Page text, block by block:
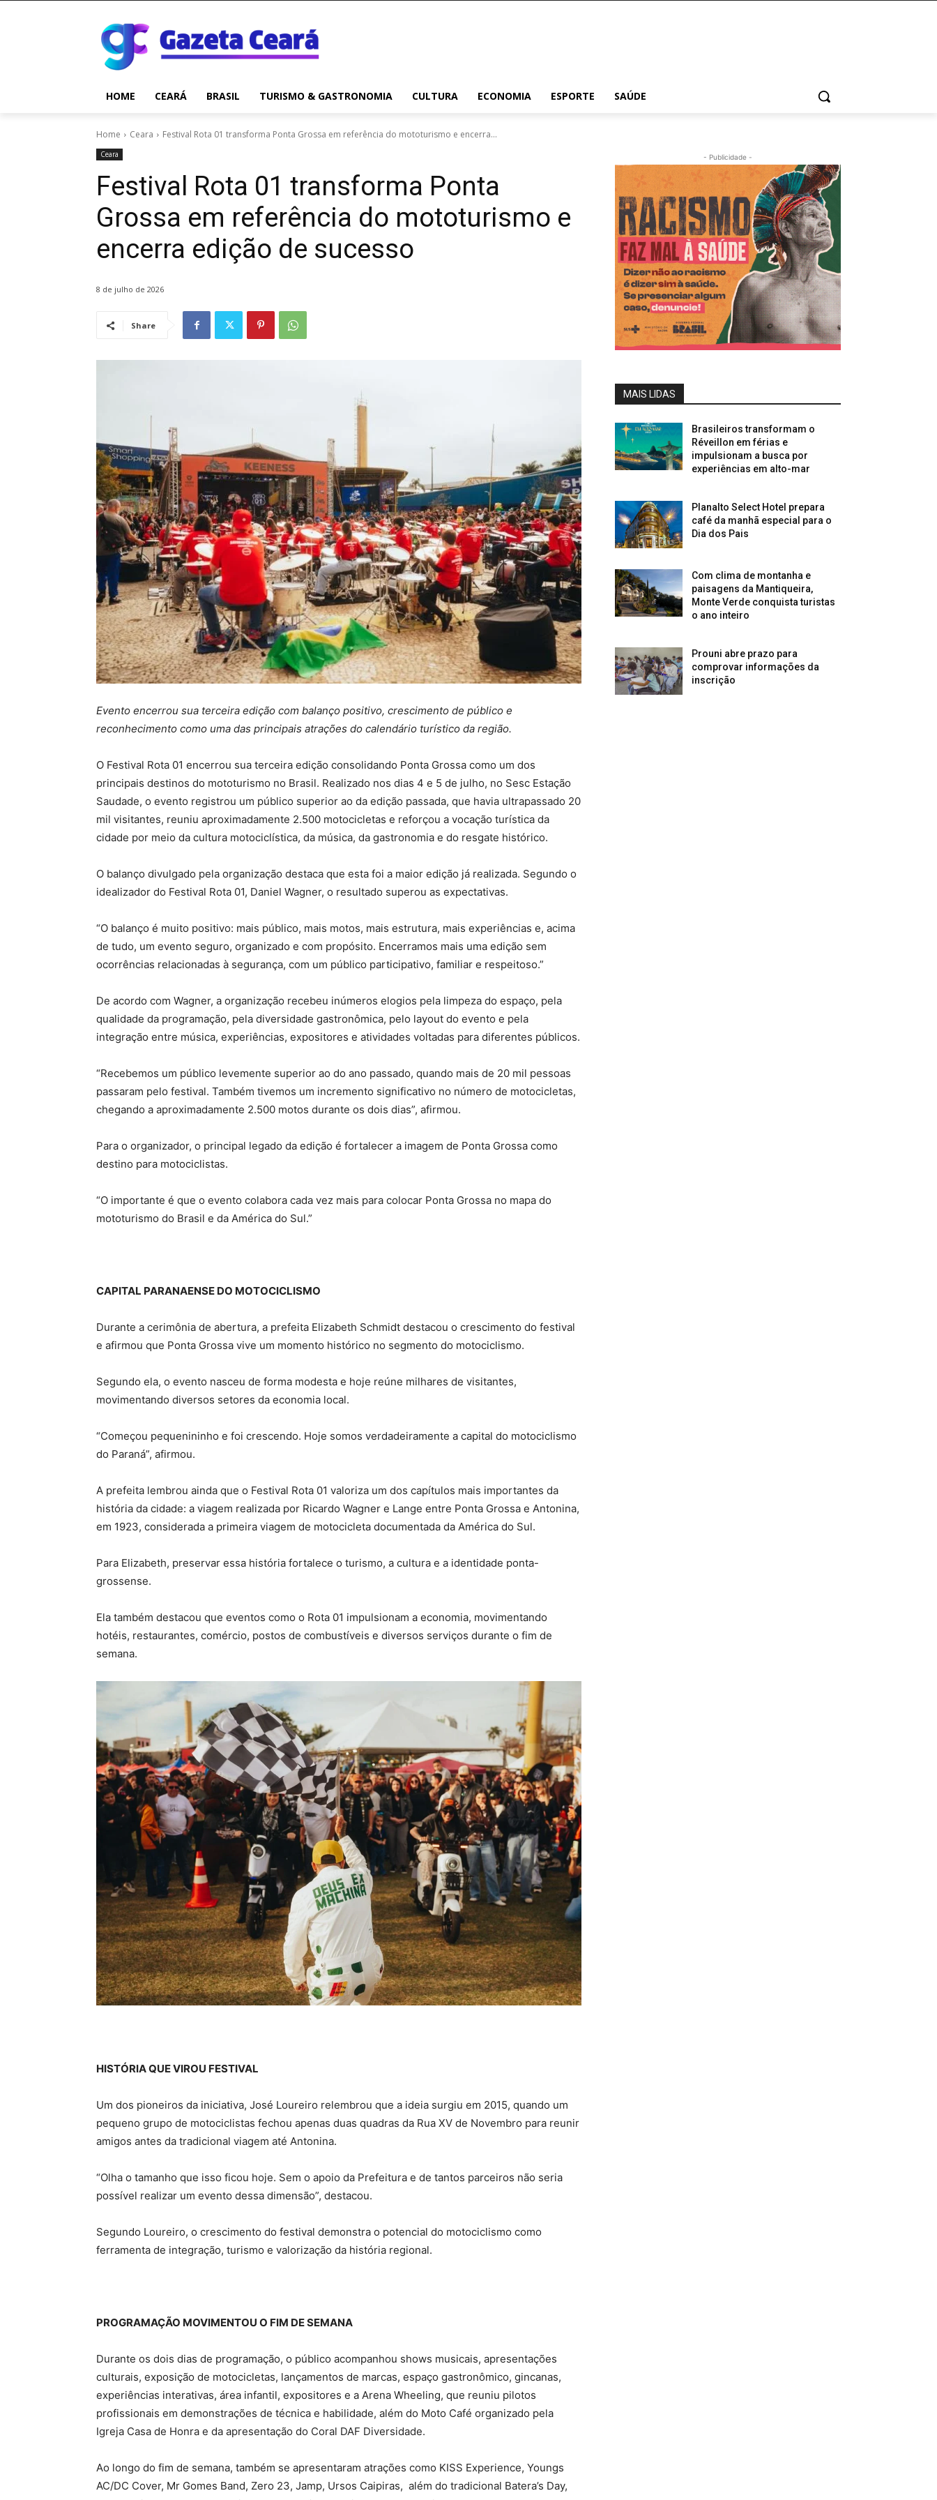
HOME CEARÁ BRASIL TURISMO & GASTRONOMIA CULTURA ECONOMIA ESPORTE SAÚDE
Home Ceara Festival Rota 01 transforma Ponta Grossa em referência do mototurismo e encerra...
Ceara
Festival Rota 01 transforma Ponta
Grossa em referência do mototurismo e
encerra edição de sucesso
8 de julho de 2026
Share
Evento encerrou sua terceira edição com balanço positivo, crescimento de público e
reconhecimento como uma das principais atrações do calendário turístico da região.
O Festival Rota 01 encerrou sua terceira edição consolidando Ponta Grossa como um dos
principais destinos do mototurismo no Brasil. Realizado nos dias 4 e 5 de julho, no Sesc Estação
Saudade, o evento registrou um público superior ao da edição passada, que havia ultrapassado 20
mil visitantes, reuniu aproximadamente 2.500 motocicletas e reforçou a vocação turística da
cidade por meio da cultura motociclística, da música, da gastronomia e do resgate histórico.
O balanço divulgado pela organização destaca que esta foi a maior edição já realizada. Segundo o
idealizador do Festival Rota 01, Daniel Wagner, o resultado superou as expectativas.
“O balanço é muito positivo: mais público, mais motos, mais estrutura, mais experiências e, acima
de tudo, um evento seguro, organizado e com propósito. Encerramos mais uma edição sem
ocorrências relacionadas à segurança, com um público participativo, familiar e respeitoso.”
De acordo com Wagner, a organização recebeu inúmeros elogios pela limpeza do espaço, pela
qualidade da programação, pela diversidade gastronômica, pelo layout do evento e pela
integração entre música, experiências, expositores e atividades voltadas para diferentes públicos.
“Recebemos um público levemente superior ao do ano passado, quando mais de 20 mil pessoas
passaram pelo festival. Também tivemos um incremento significativo no número de motocicletas,
chegando a aproximadamente 2.500 motos durante os dois dias”, afirmou.
Para o organizador, o principal legado da edição é fortalecer a imagem de Ponta Grossa como
destino para motociclistas.
“O importante é que o evento colabora cada vez mais para colocar Ponta Grossa no mapa do
mototurismo do Brasil e da América do Sul.”
CAPITAL PARANAENSE DO MOTOCICLISMO
Durante a cerimônia de abertura, a prefeita Elizabeth Schmidt destacou o crescimento do festival
e afirmou que Ponta Grossa vive um momento histórico no segmento do motociclismo.
Segundo ela, o evento nasceu de forma modesta e hoje reúne milhares de visitantes,
movimentando diversos setores da economia local.
“Começou pequenininho e foi crescendo. Hoje somos verdadeiramente a capital do motociclismo
do Paraná”, afirmou.
A prefeita lembrou ainda que o Festival Rota 01 valoriza um dos capítulos mais importantes da
história da cidade: a viagem realizada por Ricardo Wagner e Lange entre Ponta Grossa e Antonina,
em 1923, considerada a primeira viagem de motocicleta documentada da América do Sul.
Para Elizabeth, preservar essa história fortalece o turismo, a cultura e a identidade ponta-
grossense.
Ela também destacou que eventos como o Rota 01 impulsionam a economia, movimentando
hotéis, restaurantes, comércio, postos de combustíveis e diversos serviços durante o fim de
semana.
HISTÓRIA QUE VIROU FESTIVAL
Um dos pioneiros da iniciativa, José Loureiro relembrou que a ideia surgiu em 2015, quando um
pequeno grupo de motociclistas fechou apenas duas quadras da Rua XV de Novembro para reunir
amigos antes da tradicional viagem até Antonina.
“Olha o tamanho que isso ficou hoje. Sem o apoio da Prefeitura e de tantos parceiros não seria
possível realizar um evento dessa dimensão”, destacou.
Segundo Loureiro, o crescimento do festival demonstra o potencial do motociclismo como
ferramenta de integração, turismo e valorização da história regional.
PROGRAMAÇÃO MOVIMENTOU O FIM DE SEMANA
Durante os dois dias de programação, o público acompanhou shows musicais, apresentações
culturais, exposição de motocicletas, lançamentos de marcas, espaço gastronômico, gincanas,
experiências interativas, área infantil, expositores e a Arena Wheeling, que reuniu pilotos
profissionais em demonstrações de técnica e habilidade, além do Moto Café organizado pela
Igreja Casa de Honra e da apresentação do Coral DAF Diversidade.
Ao longo do fim de semana, também se apresentaram atrações como KISS Experience, Youngs
AC/DC Cover, Mr Gomes Band, Zero 23, Jamp, Ursos Caipiras, além do tradicional Batera’s Day,
- Publicidade -
MAIS LIDAS
Brasileiros transformam o
Réveillon em férias e
impulsionam a busca por
experiências em alto-mar
Planalto Select Hotel prepara
café da manhã especial para o
Dia dos Pais
Com clima de montanha e
paisagens da Mantiqueira,
Monte Verde conquista turistas
o ano inteiro
Prouni abre prazo para
comprovar informações da
inscrição